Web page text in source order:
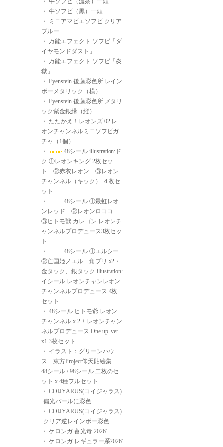
・ 牛ソフビ（濃茶）一頭
・ 牛ソフビ（黒）一頭
・
ミニアマビエソフビ クリア
ブルー
・ 万能エフェクト ソフビ「ダ
イヤモンドダスト」
・ 万能エフェクト ソフビ「炎
獄」
・ Eyenstein 後藤彩色所 レイン
ボーメタリック（横）
・ Eyenstein 後藤彩色所 メタリ
ック紫金銀緑（縦）
・ たたかえ！レオンズ 02 レ
オンチャンネルミニソフビガ
チャ（1個）
・
48シール illustration:ド
ク ①レオンキング 2枚セッ
ト ②赤衣レオン ③レオン
チャンネル（キック） ４枚セ
ット
・
48シール ①最虹レオ
ンレッド ②レオンロココ
③ヒトモ獣 カレゴン レオンチ
ャンネルプロデュース3枚セッ
ト
・
48シール ①エルシー
②亡国姫ノエル 角プリ x2・
金タック、銀タック illustration:
イシール レオンチャンレオン
チャンネルプロデュース 4枚
セット
・ 48シール ヒトモ爺 レオン
チャンネル x 2 + レオンチャン
ネルプロデュース One up. ver.
x1 3枚セット
・ イラスト：グリーンハウ
ス 東方Project仰天貼絵集
48シール / 98シール 二枚のセ
ット x 4種フルセット
・ COIJYARUS(コイジャラス)
-偏光パールに彩色
・ COIJYARUS(コイジャラス)
-クリア逆レインボー彩色
・ ケロンガ 蓄光毒 2026'
・ ケロンガ レギュラー系2026'